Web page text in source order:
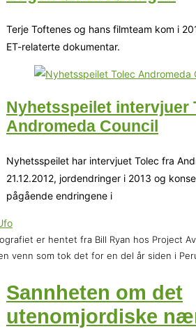
Terje Toftenes og hans filmteam kom i
ET-relaterte dokumentar.
Nyhetsspeilet intervjuer
Andromeda Council
Nyhetsspeilet har intervjuet Tolec fra
21.12.2012, jordendringer i 2013 og
pågående endringene i
er hentet fra Bill Ryan hos Project
venn som tok det for en del år siden i
Sannheten om det
utenomjordiske